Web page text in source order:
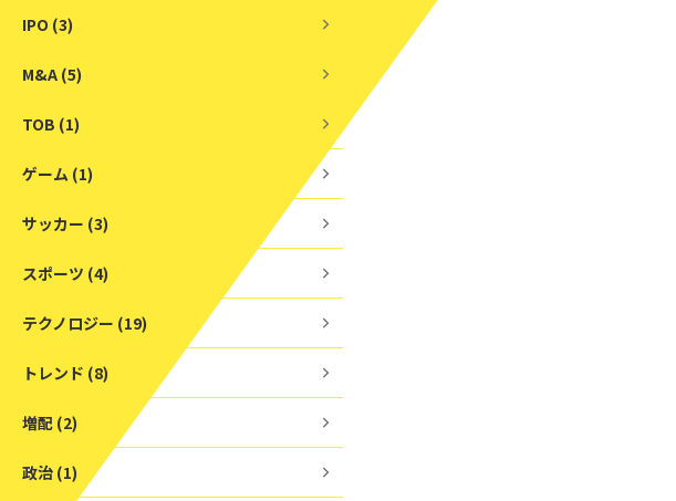
IPO (3)
M&A (5)
TOB (1)
ゲーム (1)
サッカー (3)
スポーツ (4)
テクノロジー (19)
トレンド (8)
増配 (2)
政治 (1)